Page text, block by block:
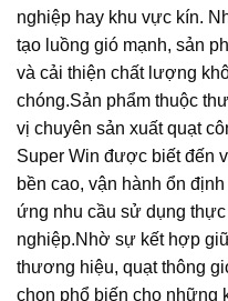
nghiệp hay khu vực kín.
tạo luồng gió mạnh, sản
và cải thiện chất lượng
chóng.Sản phẩm thuộc
vị chuyên sản xuất quạt
Super Win được biết đến
bền cao, vận hành ổn
ứng nhu cầu sử dụng
nghiệp.Nhờ sự kết hợp
thương hiệu, quạt thông
chọn phổ biến cho những